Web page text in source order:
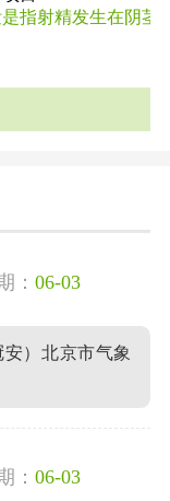
射精发生在阴茎进
： 06-03
）北京市气象
： 06-03